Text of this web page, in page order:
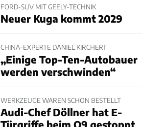
FORD-SUV MIT GEELY-TECHNIK
Neuer Kuga kommt 2029
CHINA-EXPERTE DANIEL KIRCHERT
„Einige Top-Ten-Autobauer
werden verschwinden“
WERKZEUGE WAREN SCHON BESTELLT
Audi-Chef Döllner hat E-
Türgriffe beim Q9 gestoppt